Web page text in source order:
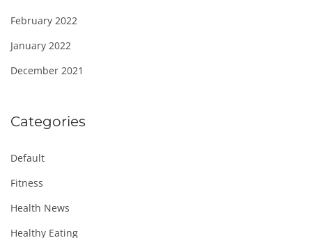
February 2022
January 2022
December 2021
Categories
Default
Fitness
Health News
Healthy Eating